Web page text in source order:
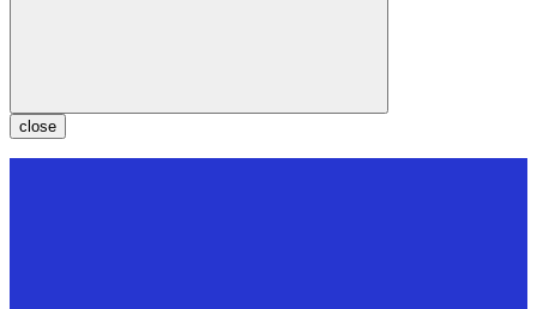
close